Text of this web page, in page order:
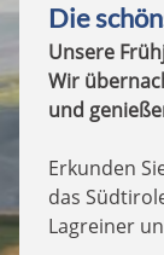
Die
Unsere
Wir
und
Erkunden
das
Lagreiner